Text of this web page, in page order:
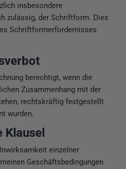
insbesondere
zulässig, der Schriftform. Dies
Schriftformerfordernisses
berechtigt, wenn die
Zusammenhang mit der
rechtskräftig festgestellt
wurden.
einzelner
Geschäftsbedingungen